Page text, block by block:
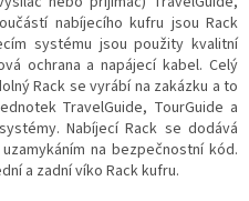
nabíjecího kufru jsou Rack
systému jsou použity kvalitní
ochrana a napájecí kabel. Celý
Rack se vyrábí na zakázku a to
TravelGuide, TourGuide a
Nabíjecí Rack se dodává
na bezpečnostní kód.
a zadní víko Rack kufru.